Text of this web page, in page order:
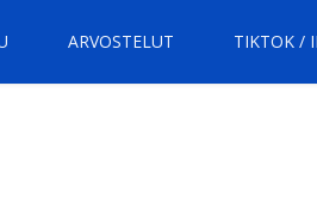
ARVOSTELUT TIKTOK /